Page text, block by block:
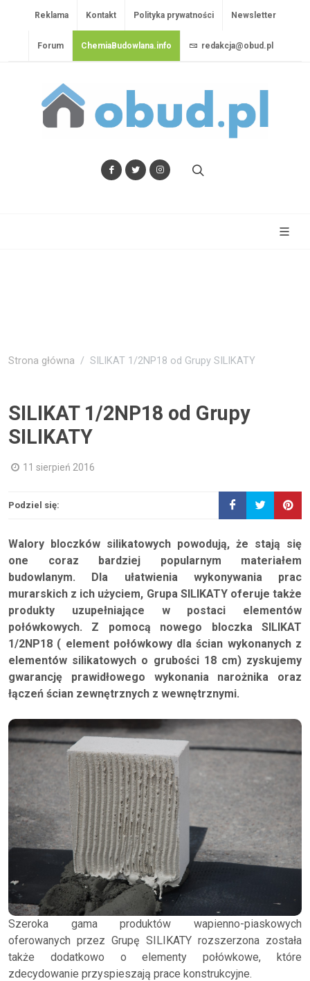
Reklama Kontakt Polityka prywatności Newsletter
Forum ChemiaBudowlana.info redakcja@obud.pl
Strona główna SILIKAT 1/2NP18 od Grupy SILIKATY
SILIKAT 1/2NP18 od Grupy
SILIKATY
11 sierpień 2016
Podziel się:
Walory bloczków silikatowych powodują, że stają się
one coraz bardziej popularnym materiałem
budowlanym. Dla ułatwienia wykonywania prac
murarskich z ich użyciem, Grupa SILIKATY oferuje także
produkty uzupełniające w postaci elementów
połówkowych. Z pomocą nowego bloczka SILIKAT
1/2NP18 ( element połówkowy dla ścian wykonanych z
elementów silikatowych o grubości 18 cm) zyskujemy
gwarancję prawidłowego wykonania narożnika oraz
łączeń ścian zewnętrznych z wewnętrznymi.
Szeroka gama produktów wapienno-piaskowych
oferowanych przez Grupę SILIKATY rozszerzona została
także dodatkowo o elementy połówkowe, które
zdecydowanie przyspieszają prace konstrukcyjne.